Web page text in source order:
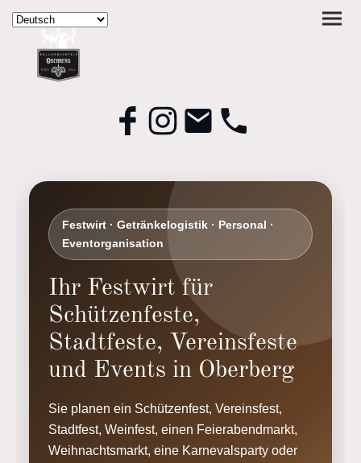
Festwirt · Getränkelogistik · Personal ·
Eventorganisation
Ihr Festwirt für
Schützenfeste,
Stadtfeste, Vereinsfeste
und Events in Oberberg
Sie planen ein Schützenfest, Vereinsfest,
Stadtfest, Weinfest, einen Feierabendmarkt,
Weihnachtsmarkt, eine Karnevalsparty oder